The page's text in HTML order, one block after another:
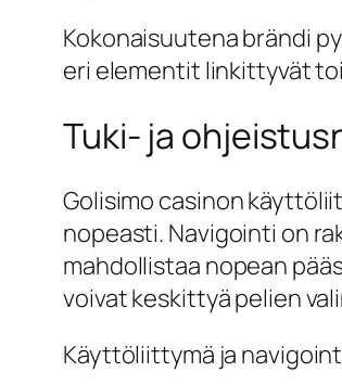
Kokonaisuutena brändi
eri elementit linkittyvät
Tuki- ja
Golisimo casinon
nopeasti. Navigointi on
mahdollistaa nopean
voivat keskittyä pelien
Käyttöliittymä ja